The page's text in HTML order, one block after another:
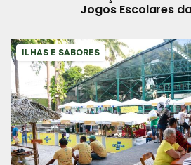
Jogos Escolares
ILHAS E SABORES